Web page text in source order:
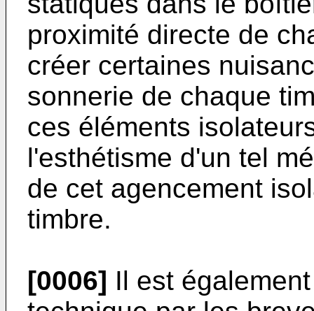
proximité directe de
créer certaines
sonnerie de chaque
ces éléments
l'esthétisme d'un tel
de cet agencement
timbre.
[0006] Il est